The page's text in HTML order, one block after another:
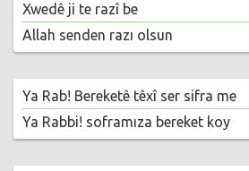
Xwedê ji te razî be
Allah senden razı olsun
Ya Rab! Bereketê têxî ser sifra me
Ya Rabbi! soframıza bereket koy